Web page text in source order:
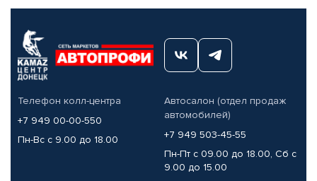
Телефон колл-центра
+7 949 00-00-550
Пн-Вс с 9.00 до 18.00
Автосалон (отдел продаж
автомобилей)
+7 949 503-45-55
Пн-Пт с 09.00 до 18.00, Сб с
9.00 до 15.00